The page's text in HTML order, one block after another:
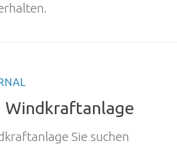
Windkraftanlage
Sie suchen